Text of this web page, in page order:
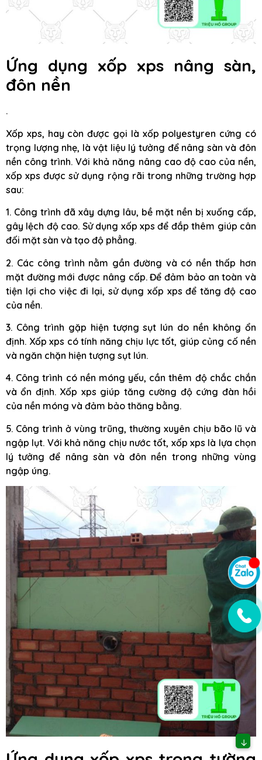
Ứng dụng xốp xps nâng sàn,
đôn nền
.
Xốp xps, hay còn được gọi là xốp polyestyren cứng có
trọng lượng nhẹ, là vật liệu lý tưởng để nâng sàn và đôn
nền công trình. Với khả năng nâng cao độ cao của nền,
xốp xps được sử dụng rộng rãi trong những trường hợp
sau:
1. Công trình đã xây dựng lâu, bề mặt nền bị xuống cấp,
gây lệch độ cao. Sử dụng xốp xps để đắp thêm giúp cân
đối mặt sàn và tạo độ phẳng.
2. Các công trình nằm gần đường và có nền thấp hơn
mặt đường mới được nâng cấp. Để đảm bảo an toàn và
tiện lợi cho việc đi lại, sử dụng xốp xps để tăng độ cao
của nền.
3. Công trình gặp hiện tượng sụt lún do nền không ổn
định. Xốp xps có tính năng chịu lực tốt, giúp củng cố nền
và ngăn chặn hiện tượng sụt lún.
4. Công trình có nền móng yếu, cần thêm độ chắc chắn
và ổn định. Xốp xps giúp tăng cường độ cứng đàn hồi
của nền móng và đảm bảo thăng bằng.
5. Công trình ở vùng trũng, thường xuyên chịu bão lũ và
ngập lụt. Với khả năng chịu nước tốt, xốp xps là lựa chọn
lý tưởng để nâng sàn và đôn nền trong những vùng
ngập úng.
↓